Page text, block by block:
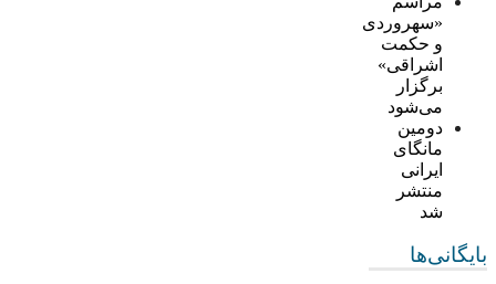
«سهروردی
و حکمت
اشراقی»
برگزار
می‌شود
دومین
مانگای
ایرانی
منتشر
شد
بایگانی‌ها